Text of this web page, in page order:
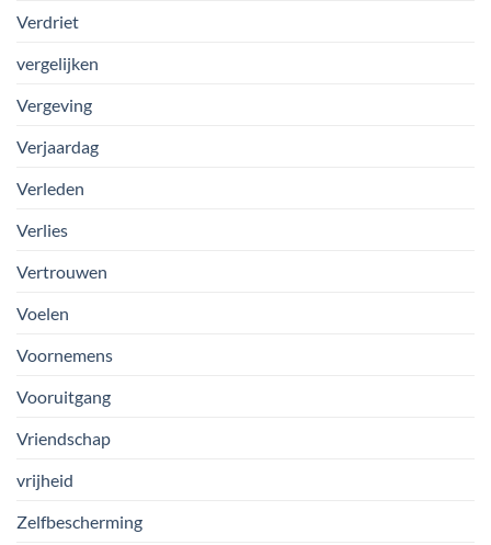
Verdriet
vergelijken
Vergeving
Verjaardag
Verleden
Verlies
Vertrouwen
Voelen
Voornemens
Vooruitgang
Vriendschap
vrijheid
Zelfbescherming